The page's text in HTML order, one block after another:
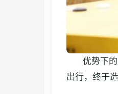
优势下
出行，终于